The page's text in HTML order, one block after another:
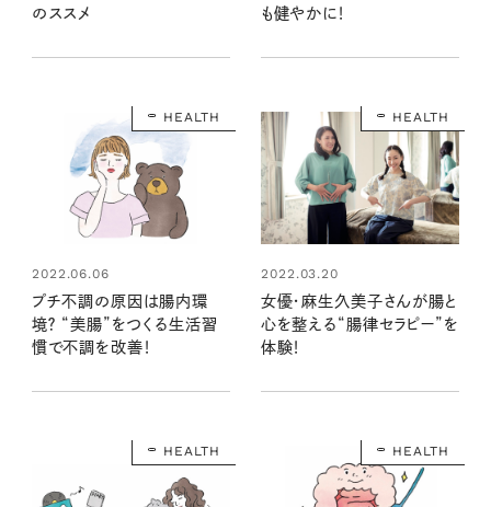
のススメ
も健やかに！
HEALTH
2022.06.06
プチ不調の原因は腸内環
境？ “美腸”をつくる生活習
慣で不調を改善！
HEALTH
2022.03.20
女優・麻生久美子さんが腸と
心を整える“腸律セラピー”を
体験！
HEALTH HEALTH